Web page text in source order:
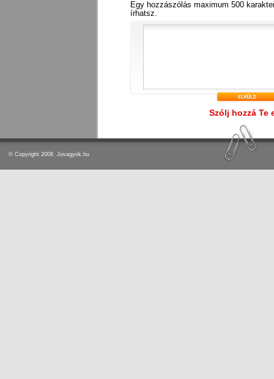
Egy hozzászólás maximum 500
írhatsz.
Szólj hozzá Te
© Copyright 2008. Jovagyok.hu